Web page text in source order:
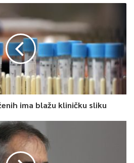
gubitak BDP-a
postoje i pozitivni efekti na
emigracije.
Najvažnija direktna
jesu doznake, a doprinos
evropskom vrhu
ovih transfera BDP-u. Ako se
dolaze iz inozemstva (socijalni
ima blažu kliničku sliku